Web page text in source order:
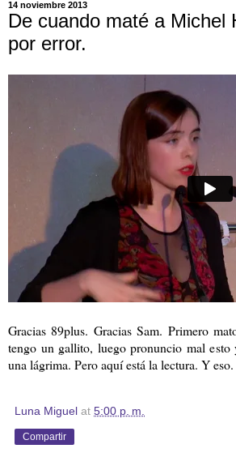
14 noviembre 2013
De cuando maté a Michel
por error.
Gracias 89plus. Gracias Sam. Primero
tengo un gallito, luego pronuncio mal
una lágrima. Pero aquí está la lectura. Y eso.
Luna Miguel at 5:00 p. m.
Compartir